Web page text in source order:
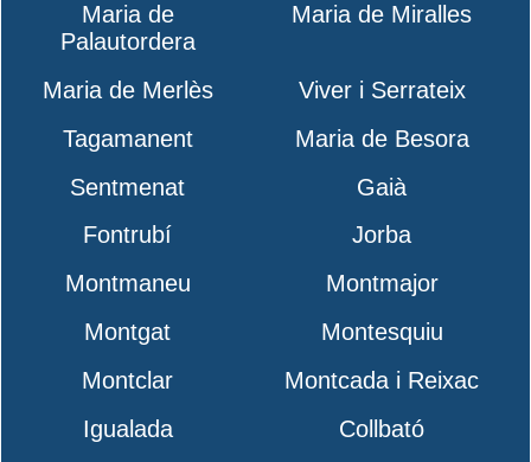
Maria de
Palautordera
Maria de Miralles
Maria de Merlès
Viver i Serrateix
Tagamanent
Maria de Besora
Sentmenat
Gaià
Fontrubí
Jorba
Montmaneu
Montmajor
Montgat
Montesquiu
Montclar
Montcada i Reixac
Igualada
Collbató